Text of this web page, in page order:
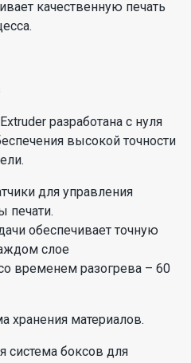
качественную печать
разработана с нуля
высокой точности
для управления
печати.
обеспечивает точную
слое
временем разогрева – 60
хранения материалов.
система боксов для